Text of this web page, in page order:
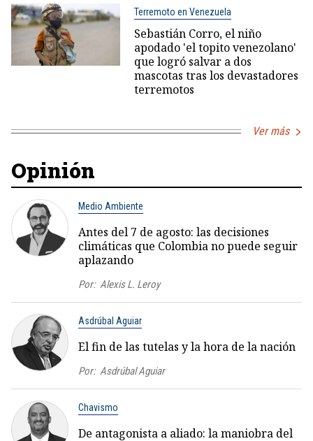
Terremoto en Venezuela
Sebastián Corro, el niño
apodado 'el topito venezolano'
que logró salvar a dos
mascotas tras los devastadores
terremotos
Ver más
Opinión
Medio Ambiente
Antes del 7 de agosto: las decisiones
climáticas que Colombia no puede seguir
aplazando
Por: Alexis L. Leroy
Asdrúbal Aguiar
El fin de las tutelas y la hora de la nación
Por: Asdrúbal Aguiar
Chavismo
De antagonista a aliado: la maniobra del